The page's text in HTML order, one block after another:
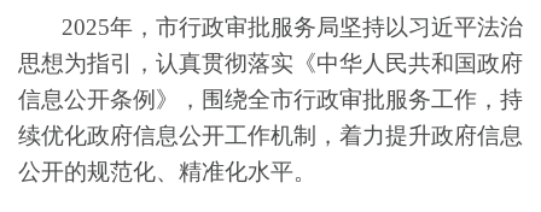
2025年，市行政审批服务局坚持以习近平法治
思想为指引，认真贯彻落实《中华人民共和国政府
信息公开条例》，围绕全市行政审批服务工作，持
续优化政府信息公开工作机制，着力提升政府信息
公开的规范化、精准化水平。